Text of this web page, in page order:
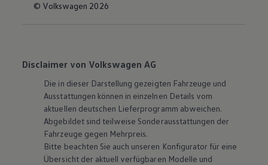
© Volkswagen 2026
Disclaimer von Volkswagen AG
Die in dieser Darstellung gezeigten Fahrzeuge und
Ausstattungen können in einzelnen Details vom
aktuellen deutschen Lieferprogramm abweichen.
Abgebildet sind teilweise Sonderausstattungen der
Fahrzeuge gegen Mehrpreis.
Bitte beachten Sie auch unseren Konfigurator für eine
Übersicht der aktuell verfügbaren Modelle und